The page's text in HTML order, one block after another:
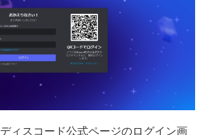
ディスコード公式ページのログイン画